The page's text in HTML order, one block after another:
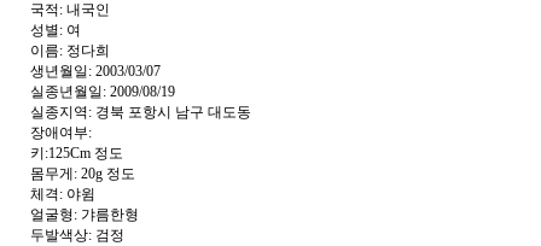
국적: 내국인
성별: 여
이름: 정다희
생년월일: 2003/03/07
실종년월일: 2009/08/19
실종지역: 경북 포항시 남구 대도동
장애여부:
키:125Cm 정도
몸무게: 20g 정도
체격: 야윔
얼굴형: 갸름한형
두발색상: 검정